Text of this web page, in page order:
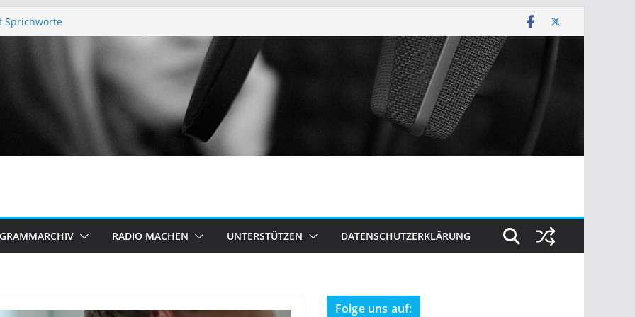
Sprichworte
– Sendearchiv
„Pro oder Kontra?“
RADIO MACHEN UNTERSTÜTZEN DATENSCHUTZERKLÄRUNG
Folge uns auf: